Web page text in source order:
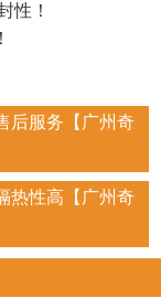
性！
后服务【广州奇
热性高【广州奇